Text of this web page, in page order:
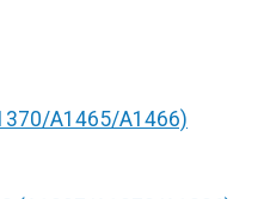
A1465/A1466)